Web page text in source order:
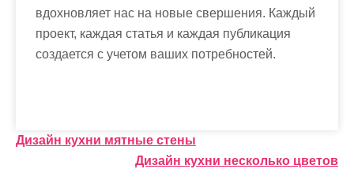
вдохновляет нас на новые свершения. Каждый
проект, каждая статья и каждая публикация
создается с учетом ваших потребностей.
Н
Дизайн кухни мятные стены
Дизайн кухни несколько цветов